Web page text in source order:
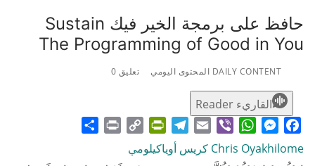
حافظ على برمجة الخير فيك Sustain
The Programming of Good in You
DAILY CONTENT المحتوى اليومي تعليق 0
القاريء Reader
Facebook
Messenger
WhatsApp
Viber
Email
Telegram
PrintFriendly
Copy
Print
Chris Oyakhilome كريس أوياكيلومي